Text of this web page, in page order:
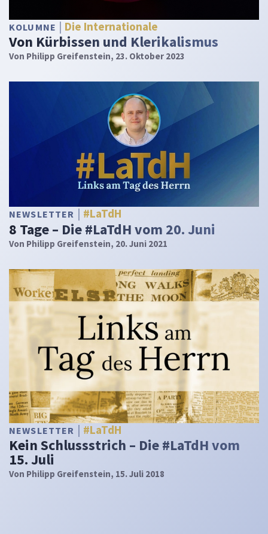
KOLUMNE Die Internationale
Von Kürbissen und Klerikalismus
Von Philipp Greifenstein, 23. Oktober 2023
NEWSLETTER #LaTdH
8 Tage – Die #LaTdH vom 20. Juni
Von Philipp Greifenstein, 20. Juni 2021
NEWSLETTER #LaTdH
Kein Schlussstrich – Die #LaTdH vom
15. Juli
Von Philipp Greifenstein, 15. Juli 2018